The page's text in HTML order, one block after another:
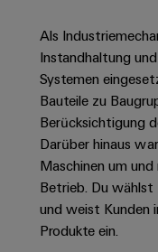
Lösungen
die
spezifischen
Anforderungen
in
der
Innovative
Smart
Metering
Weidmüller
Configurator
Workplace
Solutions
Koppelrelais
&
und
PCB
Connector
Services
Labor
Support
Technischer
Preisliste
Management
und
Zertifikate
Presse
Schüler
Ausbildung
Duales
Studium
Erfolgreiche
Karrierewege
Als
Instandhaltung
Systemen
Bauteile zu
Berücksichtigung
Darüber hinaus
Maschinen um
Betrieb. Du
und weist Kunden
Produkte ein.